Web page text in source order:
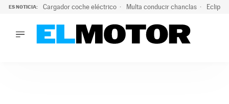
ES NOTICIA: Cargador coche eléctrico Multa conducir chanclas